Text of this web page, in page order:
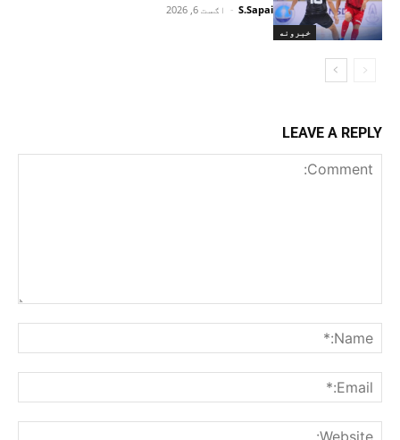
خبرونه
S.Sapai
- اګست 6, 2026
LEAVE A REPLY